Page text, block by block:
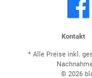
Kontakt
* Alle Preise inkl.
© 2026